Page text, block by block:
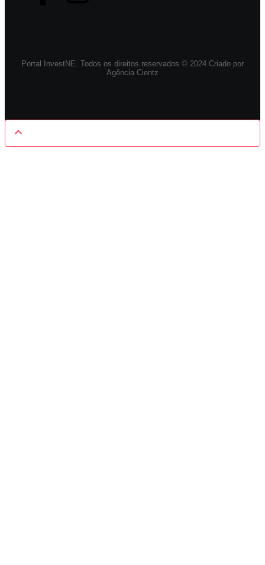
Portal InvestNE. Todos os direitos reservados © 2024 Criado por
Agência Cientz